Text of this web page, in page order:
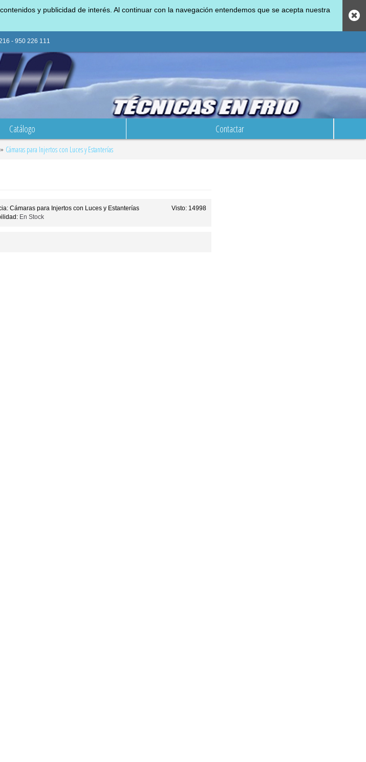
y publicidad de interés. Al continuar con la navegación entendemos que se acepta nuestra
- 950 226 111
Catálogo Contactar
Cámaras para Injertos con Luces y Estanterías
Visto: 14998
Cámaras para Injertos con Luces y Estanterías
En Stock